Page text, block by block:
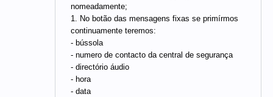
nomeadamente;
1. No botão das mensagens fixas se primírmos
continuamente teremos:
- bússola
- numero de contacto da central de segurança
- directório áudio
- hora
- data